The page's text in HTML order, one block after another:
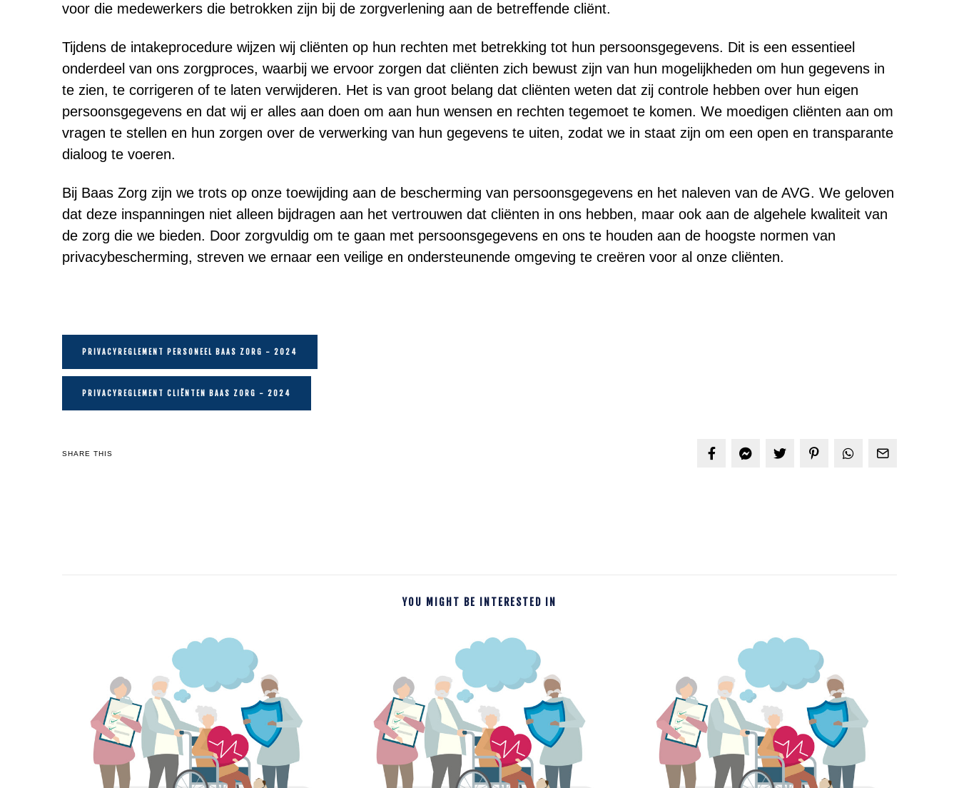
voor die medewerkers die betrokken zijn bij de zorgverlening aan de betreffende cliënt.
Tijdens de intakeprocedure wijzen wij cliënten op hun rechten met betrekking tot hun persoonsgegevens. Dit is een essentieel
onderdeel van ons zorgproces, waarbij we ervoor zorgen dat cliënten zich bewust zijn van hun mogelijkheden om hun gegevens in
te zien, te corrigeren of te laten verwijderen. Het is van groot belang dat cliënten weten dat zij controle hebben over hun eigen
persoonsgegevens en dat wij er alles aan doen om aan hun wensen en rechten tegemoet te komen. We moedigen cliënten aan om
vragen te stellen en hun zorgen over de verwerking van hun gegevens te uiten, zodat we in staat zijn om een open en transparante
dialoog te voeren.
Bij Baas Zorg zijn we trots op onze toewijding aan de bescherming van persoonsgegevens en het naleven van de AVG. We geloven
dat deze inspanningen niet alleen bijdragen aan het vertrouwen dat cliënten in ons hebben, maar ook aan de algehele kwaliteit van
de zorg die we bieden. Door zorgvuldig om te gaan met persoonsgegevens en ons te houden aan de hoogste normen van
privacybescherming, streven we ernaar een veilige en ondersteunende omgeving te creëren voor al onze cliënten.
PRIVACYREGLEMENT PERSONEEL BAAS ZORG - 2024
PRIVACYREGLEMENT CLIËNTEN BAAS ZORG - 2024
SHARE THIS
YOU MIGHT BE INTERESTED IN